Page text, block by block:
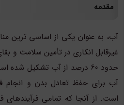
مقدمه
آب، به عنوان یکی از اساسی ترین
غیرقابل انکاری در تأمین سلامت و
حدود 60 درصد از آب تشکیل
آب برای حفظ تعادل بدن و انجام
است. از آنجا که تمامی فرآیندهای